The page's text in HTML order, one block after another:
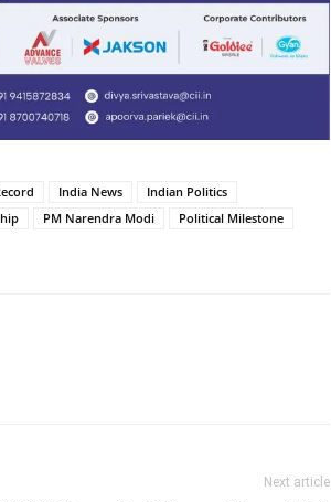
India News
Indian Politics
PM Narendra Modi
Political Milestone
Next article